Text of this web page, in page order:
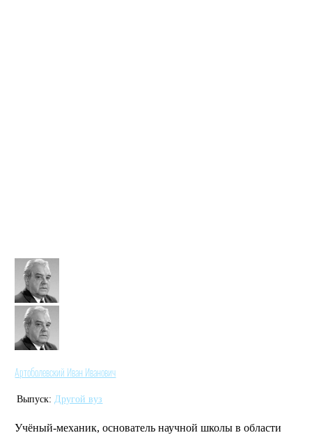
Артоболевский Иван Иванович
Выпуск: Другой вуз
Учёный-механик, основатель научной школы в области